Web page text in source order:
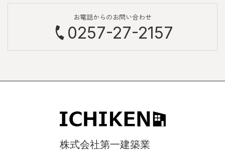
お電話からのお問い合わせ
0257-27-2157